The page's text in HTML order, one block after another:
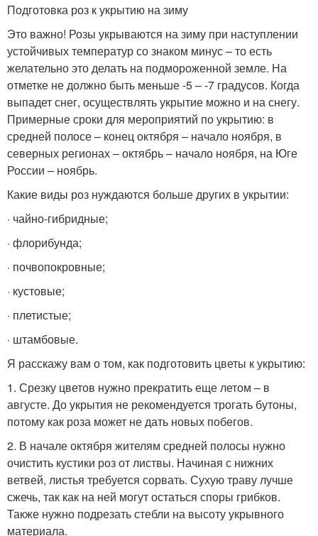
Подготовка роз к укрытию на зиму
Это важно! Розы укрываются на зиму при наступлении
устойчивых температур со знаком минус – то есть
желательно это делать на подмороженной земле. На
отметке не должно быть меньше -5 – -7 градусов. Когда
выпадет снег, осуществлять укрытие можно и на снегу.
Примерные сроки для мероприятий по укрытию: в
средней полосе – конец октября – начало ноября, в
северных регионах – октябрь – начало ноября, на Юге
России – ноябрь.
Какие виды роз нуждаются больше других в укрытии:
· чайно-гибридные;
· флорибунда;
· почвопокровные;
· кустовые;
· плетистые;
· штамбовые.
Я расскажу вам о том, как подготовить цветы к укрытию:
1. Срезку цветов нужно прекратить еще летом – в
августе. До укрытия не рекомендуется трогать бутоны,
потому как роза может не дать новых побегов.
2. В начале октября жителям средней полосы нужно
очистить кустики роз от листвы. Начиная с нижних
ветвей, листья требуется сорвать. Сухую траву лучше
сжечь, так как на ней могут остаться споры грибков.
Также нужно подрезать стебли на высоту укрывного
материала.